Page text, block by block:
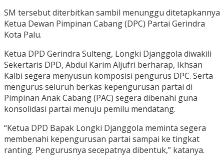
SM tersebut diterbitkan sambil menunggu ditetapkannya
Ketua Dewan Pimpinan Cabang (DPC) Partai Gerindra
Kota Palu.
Ketua DPD Gerindra Sulteng, Longki Djanggola diwakili
Sekertaris DPD, Abdul Karim Aljufri berharap, Ikhsan
Kalbi segera menyusun komposisi pengurus DPC. Serta
mengurus seluruh berkas kepengurusan partai di
Pimpinan Anak Cabang (PAC) segera dibenahi guna
konsolidasi partai menuju pemilu mendatang.
“Ketua DPD Bapak Longki Djanggola meminta segera
membenahi kepengurusan partai sampai ke tingkat
ranting. Pengurusnya secepatnya dibentuk,” katanya.